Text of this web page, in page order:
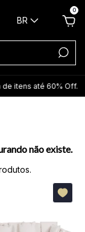
BR
0
itens até 60% Off.
não existe.